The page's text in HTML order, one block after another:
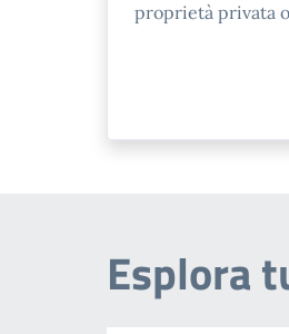
proprietà privata
Esplora